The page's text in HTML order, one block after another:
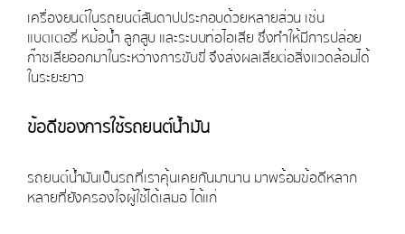
เครื่องยนต์ในรถยนต์สันดาปประกอบด้วยหลายส่วน เช่น
แบตเตอรี่ หม้อน้ำ ลูกสูบ และระบบท่อไอเสีย ซึ่งทำให้มีการปล่อย
ก๊าซเสียออกมาในระหว่างการขับขี่ จึงส่งผลเสียต่อสิ่งแวดล้อมได้
ในระยะยาว
ข้อดีของการใช้รถยนต์น้ำมัน
รถยนต์น้ำมันเป็นรถที่เราคุ้นเคยกันมานาน มาพร้อมข้อดีหลาก
หลายที่ยังครองใจผู้ใช้ได้เสมอ ได้แก่